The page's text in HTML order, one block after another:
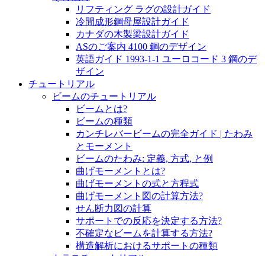
リフティング ラグの設計ガイド
冷間成形鋼母屋設計ガイド
カナダの木製梁設計ガイド
ASのご案内 4100 鋼のデザイン
英語ガイド 1993-1-1 ユーロコード 3 鋼のデ
ザイン
チュートリアル
ビームのチュートリアル
ビームとは?
ビームの種類
カンチレバービームの完全ガイド | たわみ
とモーメント
ビームのたわみ: 定義, 方式, と例
曲げモーメントとは?
曲げモーメントの式と方程式
曲げモーメント図の計算方法?
せん断力図の計算
サポートでの反応を決定する方法?
不確定なビームを計算する方法?
構造解析におけるサポートの種類